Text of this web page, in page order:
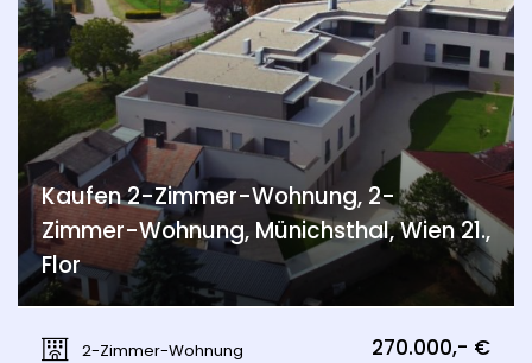
Kaufen 2-Zimmer-Wohnung, 2-
Zimmer-Wohnung, Münichsthal, Wien 21.,
Flor
2-Zimmer-Wohnung
270.000,- €